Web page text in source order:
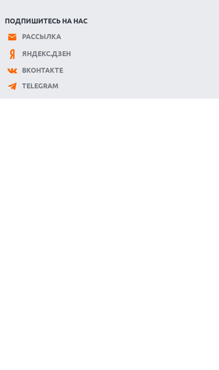
ПОДПИШИТЕСЬ НА НАС
РАССЫЛКА
ЯНДЕКС.ДЗЕН
ВКОНТАКТЕ
TELEGRAM